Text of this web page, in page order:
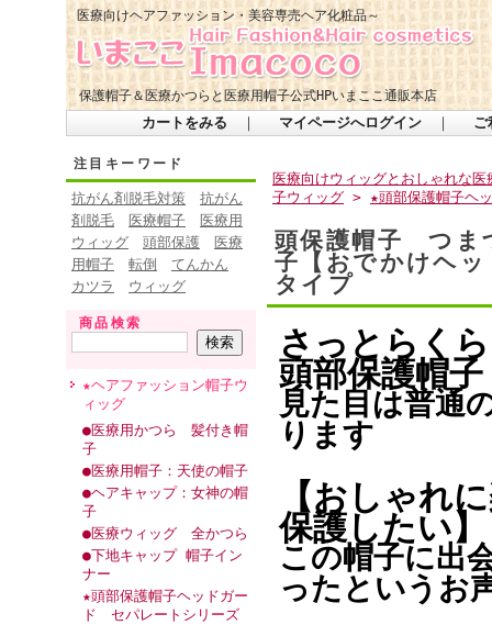
保護帽子＆医療かつらと医療用帽子公式HPいまここ通販本店
医療向けヘアファッション・美容専売ヘア化粧品～
カートをみる ｜ マイページへログイン ｜ ご
注目キーワード
抗がん剤脱毛対策
抗がん
剤脱毛
医療帽子
医療用
ウィッグ
頭部保護
医療
用帽子
転倒
てんかん
カツラ
ウィッグ
商品検索
★ヘアファッション帽子ウ
ィッグ
●医療用かつら 髪付き帽
子
●医療用帽子：天使の帽子
●ヘアキャップ：女神の帽
子
●医療ウィッグ 全かつら
●下地キャップ 帽子イン
ナー
★頭部保護帽子ヘッドガー
ド セパレートシリーズ
医療向けウィッグとおしゃれな
子ウィッグ > ★頭部保護帽子ヘ
頭保護帽子 つま
子【おでかけヘ
タイプ
さっとらく
頭部保護帽子
見た目は普通
ります
【おしゃれ
保護したい】
この帽子に出
ったというお